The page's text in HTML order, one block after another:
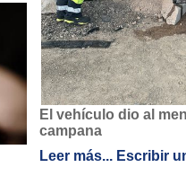
El vehículo dio al
campana
Leer más... Escribir